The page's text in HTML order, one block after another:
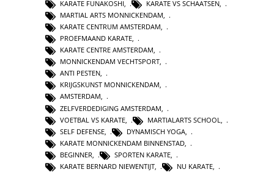
KARATE FUNAKOSHI
KARATE VS SCHAATSEN
MARTIAL ARTS MONNICKENDAM,
KARATE CENTRUM AMSTERDAM,
PROEFMAAND KARATE,
KARATE CENTRE AMSTERDAM,
MONNICKENDAM VECHTSPORT,
ANTI PESTEN,
KRIJGSKUNST MONNICKENDAM,
AMSTERDAM,
ZELFVERDEDIGING AMSTERDAM
VOETBAL VS KARATE
MARTIALARTS SCHOOL
SELF DEFENSE
DYNAMISCH YOGA
KARATE MONNICKENDAM BINNENSTAD
BEGINNER
SPORTEN KARATE
KARATE BERNARD NIEWENTIJT
NU KARATE